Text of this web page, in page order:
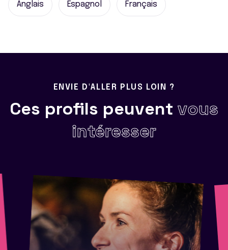
Anglais Espagnol Français
ENVIE D'ALLER PLUS LOIN ?
Ces profils peuvent vous
intéresser